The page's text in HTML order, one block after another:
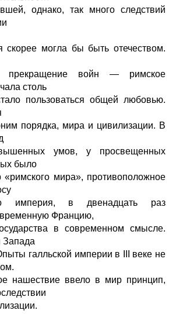
однако, так много следствий
скорее могла бы быть отечеством.
прекращение войн — римское
столь
пользоваться общей любовью.
порядка, мира и цивилизации. В
умов, у просвещенных
было
«римского мира», противоположное
империя, в двенадцать раз
Францию,
в современном смысле.
Запада
галльской империи в III веке не
нашествие ввело в мир принцип,